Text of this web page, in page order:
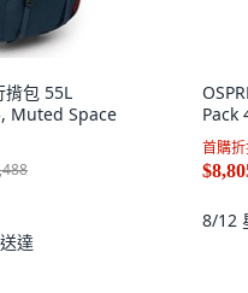
揹包 55L
Muted Space
達
Pack
首購
8/12